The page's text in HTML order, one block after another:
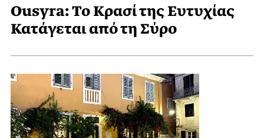
Ousyra: Το Κρασί της Ευτυχίας
Κατάγεται από τη Σύρο